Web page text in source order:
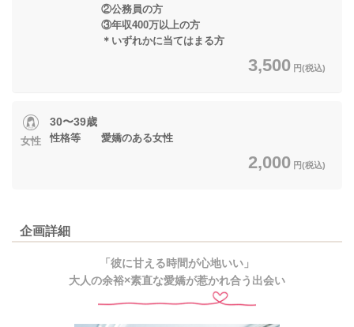
②公務員の方
③年収400万以上の方
＊いずれかに当てはまる方
3,500 円(税込)
女性
30〜39歳
性格等 愛嬌のある女性
2,000 円(税込)
企画詳細
「彼に甘える時間が心地いい」
大人の余裕×素直な愛嬌が惹かれ合う出会い